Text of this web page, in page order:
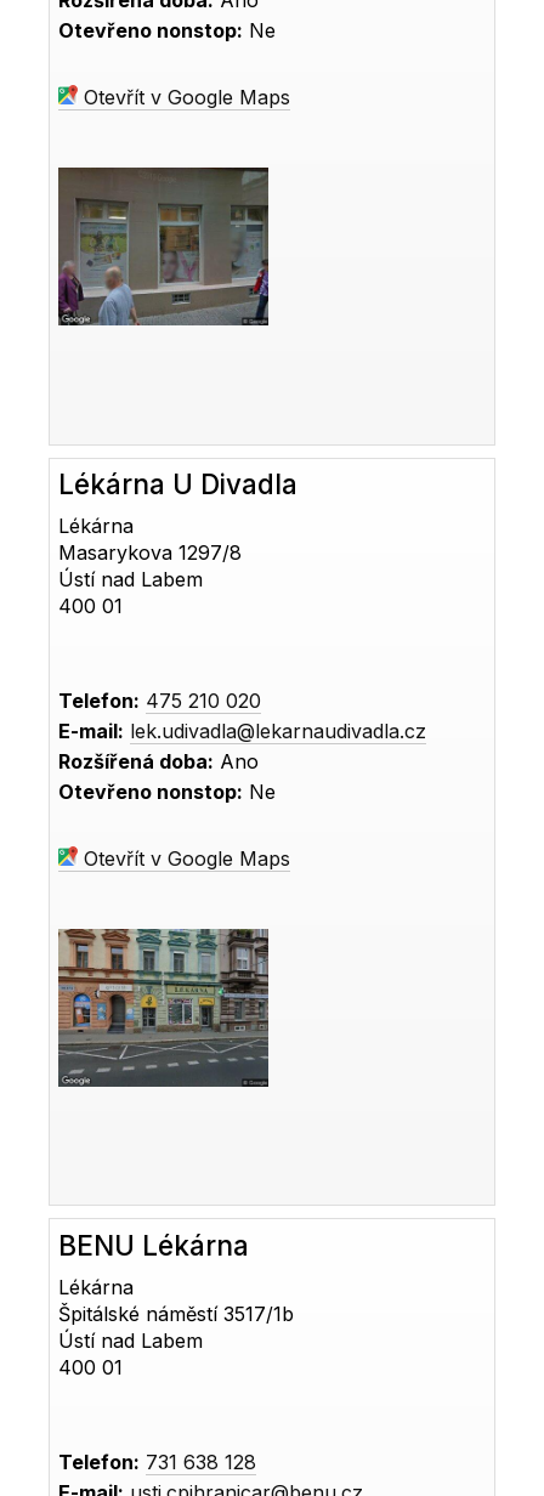
Otevřeno nonstop: Ne
Otevřít v Google Maps
Lékárna U Divadla
Lékárna
Masarykova 1297/8
Ústí nad Labem
400 01
Telefon: 475 210 020
E-mail: lek.udivadla@lekarnaudivadla.cz
Rozšířená doba: Ano
Otevřeno nonstop: Ne
Otevřít v Google Maps
BENU Lékárna
Lékárna
Špitálské náměstí 3517/1b
Ústí nad Labem
400 01
Telefon: 731 638 128